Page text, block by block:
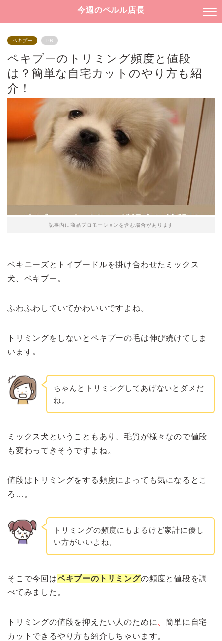
今週のペルル店長
ペキプー PR
ペキプーのトリミング頻度と値段
は？簡単な自宅カットのやり方も紹
介！
記事内に商品プロモーションを含む場合があります
ペキニーズとトイプードルを掛け合わせたミックス
犬、ペキプー。
ふわふわしていてかわいいですよね。
トリミングをしないとペキプーの毛は伸び続けてしま
います。
ちゃんとトリミングしてあげないとダメだ
ね。
ミックス犬ということもあり、毛質が様々なので値段
も変わってきそうですよね。
値段はトリミングをする頻度によっても気になるとこ
ろ…。
トリミングの頻度にもよるけど家計に優し
い方がいいよね。
そこで今回はペキプーのトリミングの頻度と値段を調
べてみました。
トリミングの値段を抑えたい人のために 、簡単に自宅
カットできるやり方も紹介しちゃいます。